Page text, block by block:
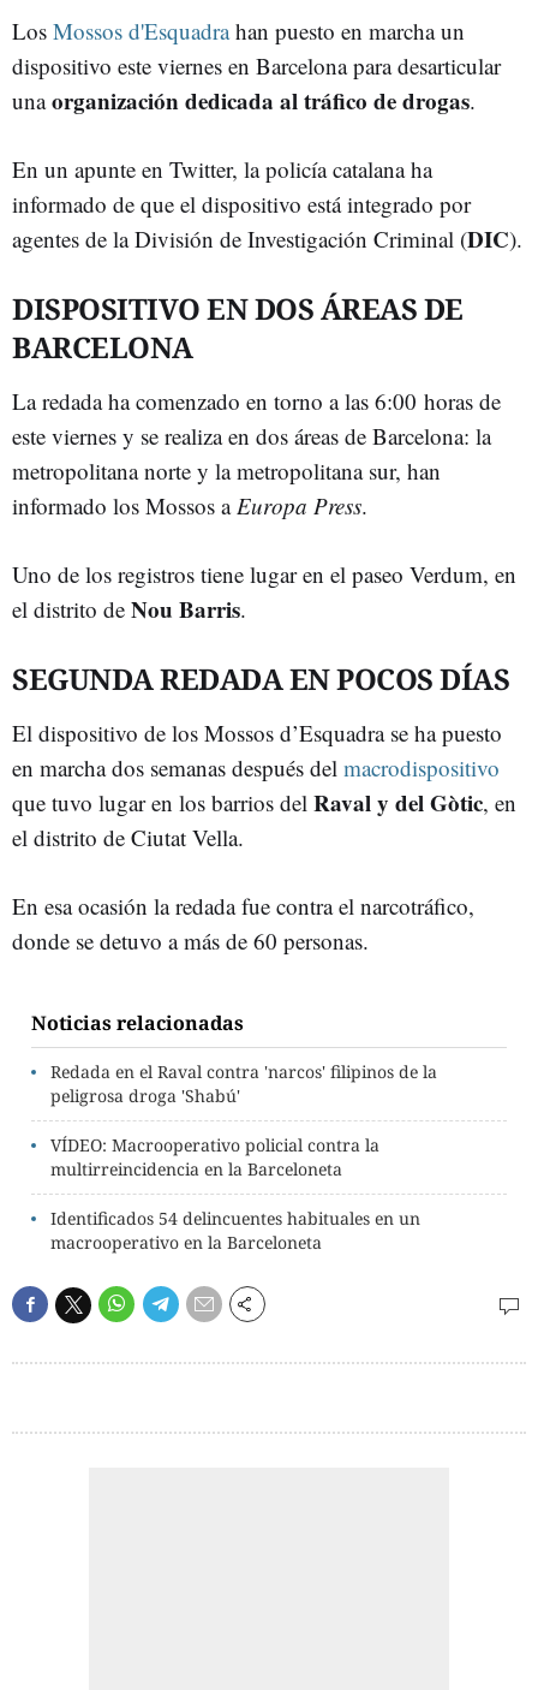
Los Mossos d'Esquadrahan puesto en marcha un
dispositivo este viernes en Barcelona para desarticular
unaorganización dedicada al tráfico de drogas.
En un apunte en Twitter, la policía catalana ha
informado de que el dispositivo está integrado por
agentes de la División de Investigación Criminal (DIC).
DISPOSITIVO EN DOS ÁREAS DE
BARCELONA
La redada ha comenzado en torno a las 6:00 horas de
este viernes y se realiza en dos áreas de Barcelona: la
metropolitana norte y la metropolitana sur, han
informado los Mossos aEuropa Press.
Uno de los registros tiene lugar en el paseo Verdum, en
el distrito de Nou Barris.
SEGUNDA REDADA EN POCOS DÍAS
El dispositivo de los Mossos d’Esquadra se ha puesto
en marcha dos semanas después del macrodispositivo
que tuvo lugar en los barrios del Raval y del Gòtic, en
el distrito de Ciutat Vella.
En esa ocasión la redada fue contra el narcotráfico,
donde se detuvo a más de 60 personas.
Noticias relacionadas
Redada en el Raval contra 'narcos' filipinos de la
peligrosa droga 'Shabú'
VÍDEO: Macrooperativo policial contra la
multirreincidencia en la Barceloneta
Identificados 54 delincuentes habituales en un
macrooperativo en la Barceloneta